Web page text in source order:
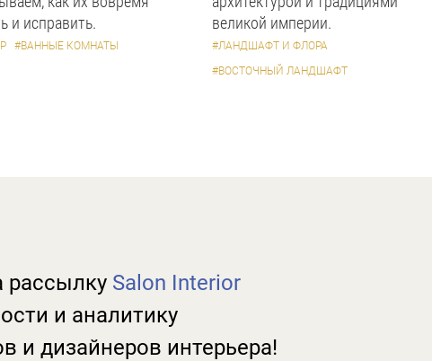
и исправить.
#ВАННЫЕ КОМНАТЫ
великой империи.
#ЛАНДШАФТ И ФЛОРА
#ВОСТОЧНЫЙ ЛАНДШАФТ
рассылку Salon Interior
и аналитику
и дизайнеров интерьера!